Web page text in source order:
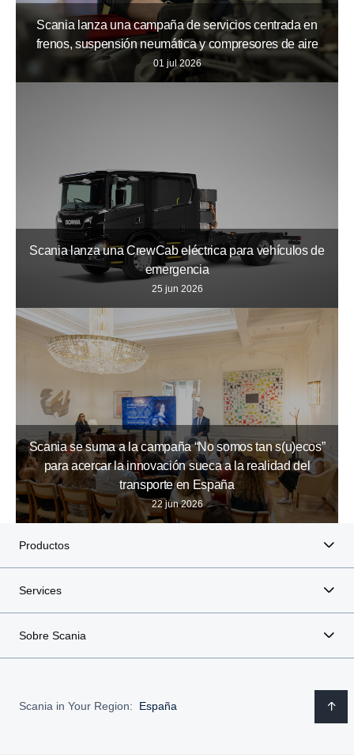
Scania lanza una campaña de servicios centrada en
frenos, suspensión neumática y compresores de aire
01 jul 2026
Scania lanza una CrewCab eléctrica para vehículos de
emergencia
25 jun 2026
Scania se suma a la campaña “No somos tan s(u)ecos”
para acercar la innovación sueca a la realidad del
transporte en España
22 jun 2026
Productos
Services
Sobre Scania
Scania in Your Region: España